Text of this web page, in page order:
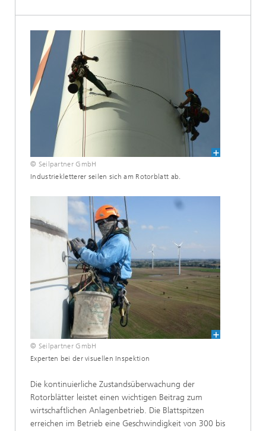
© Seilpartner GmbH
Industriekletterer seilen sich am Rotorblatt ab.
© Seilpartner GmbH
Experten bei der visuellen Inspektion
Die kontinuierliche Zustandsüberwachung der
Rotorblätter leistet einen wichtigen Beitrag zum
wirtschaftlichen Anlagenbetrieb. Die Blattspitzen
erreichen im Betrieb eine Geschwindigkeit von 300 bis